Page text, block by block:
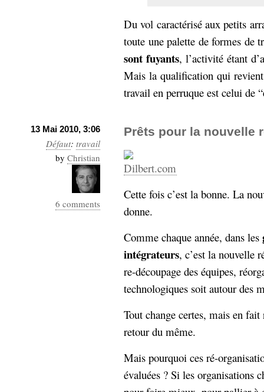
Du vol caractérisé aux petits
toute une palette de formes de
sont fuyants, l’activité étant
Mais la qualification qui
travail en perruque est celui de “
13 Mai 2010, 3:06
Défaut: travail
by Christian
6 comments
Prêts pour la nouvelle
Cette fois c’est la bonne. La
donne.
Comme chaque année, dans les
intégrateurs, c’est la nouvelle
re-découpage des équipes,
technologiques soit autour des
Tout change certes, mais en fait
retour du même.
Mais pourquoi ces ré-
évaluées ? Si les organisations